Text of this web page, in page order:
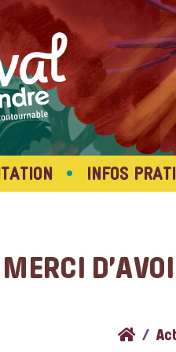
• INFOS
MERCI